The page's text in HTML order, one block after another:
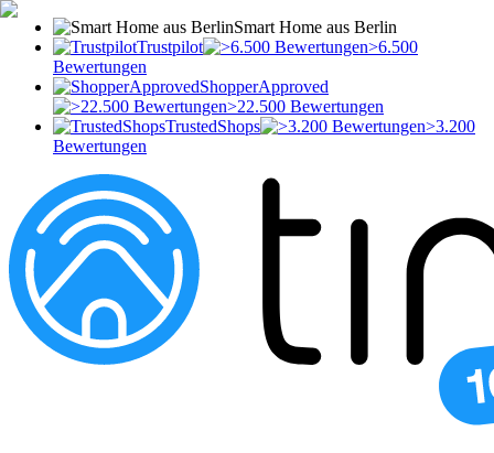
Smart Home aus Berlin
Trustpilot
>6.500
Bewertungen
ShopperApproved
>22.500 Bewertungen
TrustedShops
>3.200
Bewertungen